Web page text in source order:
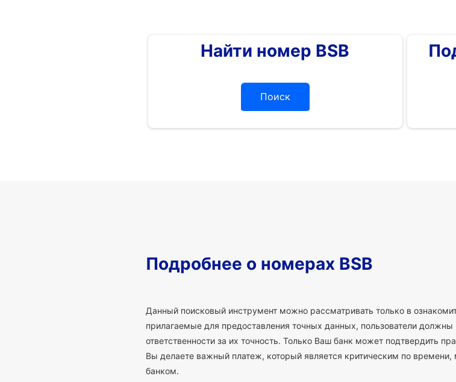
Найти номер BSB
Поиск
Подробнее о номерах BSB
Данный поисковый инструмент можно рассматривать только в
прилагаемые для предоставления точных данных, пользователи должны
ответственности за их точность. Только Ваш банк может подтвердить
Вы делаете важный платеж, который является критическим по
банком.